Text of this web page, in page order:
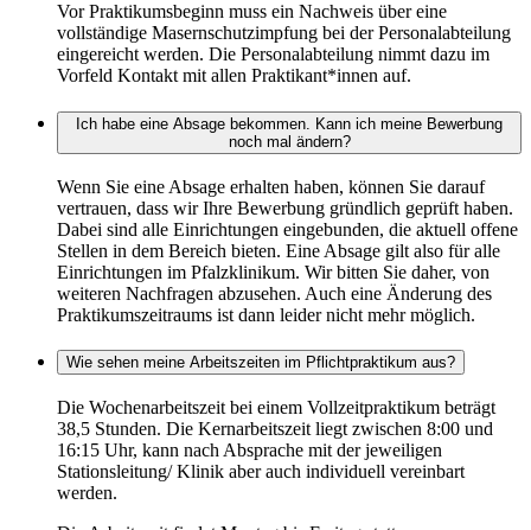
Vor Praktikumsbeginn muss ein Nachweis über eine
vollständige Masernschutzimpfung bei der Personalabteilung
eingereicht werden. Die Personalabteilung nimmt dazu im
Vorfeld Kontakt mit allen Praktikant*innen auf.
Ich habe eine Absage bekommen. Kann ich meine Bewerbung
noch mal ändern?
Wenn Sie eine Absage erhalten haben, können Sie darauf
vertrauen, dass wir Ihre Bewerbung gründlich geprüft haben.
Dabei sind alle Einrichtungen eingebunden, die aktuell offene
Stellen in dem Bereich bieten. Eine Absage gilt also für alle
Einrichtungen im Pfalzklinikum. Wir bitten Sie daher, von
weiteren Nachfragen abzusehen. Auch eine Änderung des
Praktikumszeitraums ist dann leider nicht mehr möglich.
Wie sehen meine Arbeitszeiten im Pflichtpraktikum aus?
Die Wochenarbeitszeit bei einem Vollzeitpraktikum beträgt
38,5 Stunden. Die Kernarbeitszeit liegt zwischen 8:00 und
16:15 Uhr, kann nach Absprache mit der jeweiligen
Stationsleitung/ Klinik aber auch individuell vereinbart
werden.